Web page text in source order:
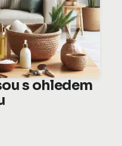
s ohledem